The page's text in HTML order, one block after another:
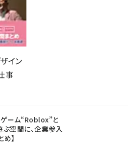
イン
事
ゲーム“Roblox”と
空間に、企業参入
】